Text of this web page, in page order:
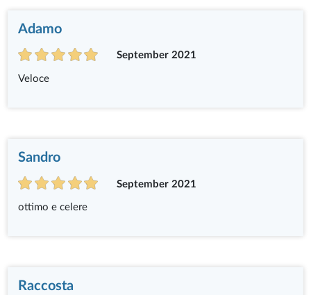
Adamo
September 2021
Veloce
Sandro
September 2021
ottimo e celere
Raccosta